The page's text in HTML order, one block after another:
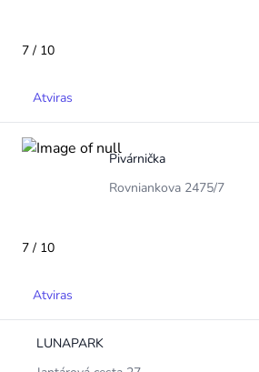
7 / 10
Atviras
Pivárnička
Rovniankova 2475/7
7 / 10
Atviras
LUNAPARK